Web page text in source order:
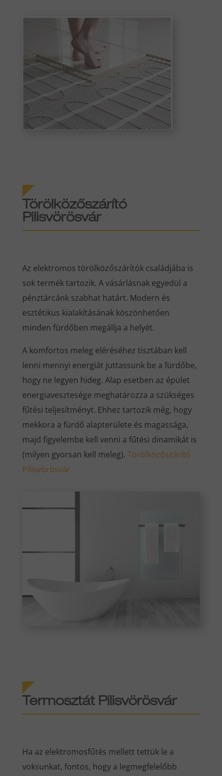
Törölközőszárító
Pilisvörösvár
Az elektromos törölközőszárítók családjába is
sok termék tartozik. A vásárlásnak egyedül a
pénztárcánk szabhat határt. Modern és
esztétikus kialakításának köszönhetően
minden fürdőben megállja a helyét.
A komfortos meleg eléréséhez tisztában kell
lenni mennyi energiát juttassunk be a fürdőbe,
hogy ne legyen hideg. Alap esetben az épület
energiavesztesége meghatározza a szükséges
fűtési teljesítményt. Ehhez tartozik még, hogy
mekkora a fürdő alapterülete és magassága,
majd figyelembe kell venni a fűtési dinamikát is
(milyen gyorsan kell meleg). Törölközőszárító
Pilisvörösvár
Termosztát Pilisvörösvár
Ha az elektromosfűtés mellett tettük le a
voksunkat, fontos, hogy a legmegfelelőbb